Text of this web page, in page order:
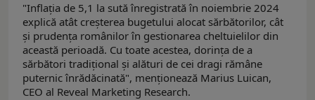
"Inflaţia de 5,1 la sută înregistrată în noiembrie 2024
explică atât creşterea bugetului alocat sărbătorilor, cât
şi prudenţa românilor în gestionarea cheltuielilor din
această perioadă. Cu toate acestea, dorinţa de a
sărbători tradiţional şi alături de cei dragi rămâne
puternic înrădăcinată", menţionează Marius Luican,
CEO al Reveal Marketing Research.